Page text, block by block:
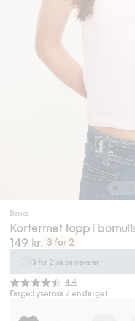
Basics
Kortermet topp i
149 kr. 3 for 2
3 for 2 på barnevarer
Ikke Newbie. Gjelder når du
tom. 17/8 i butikk & online for deg
kombineres med andre tilbud eller
4.4
Farge:Lyserosa / ensfarget